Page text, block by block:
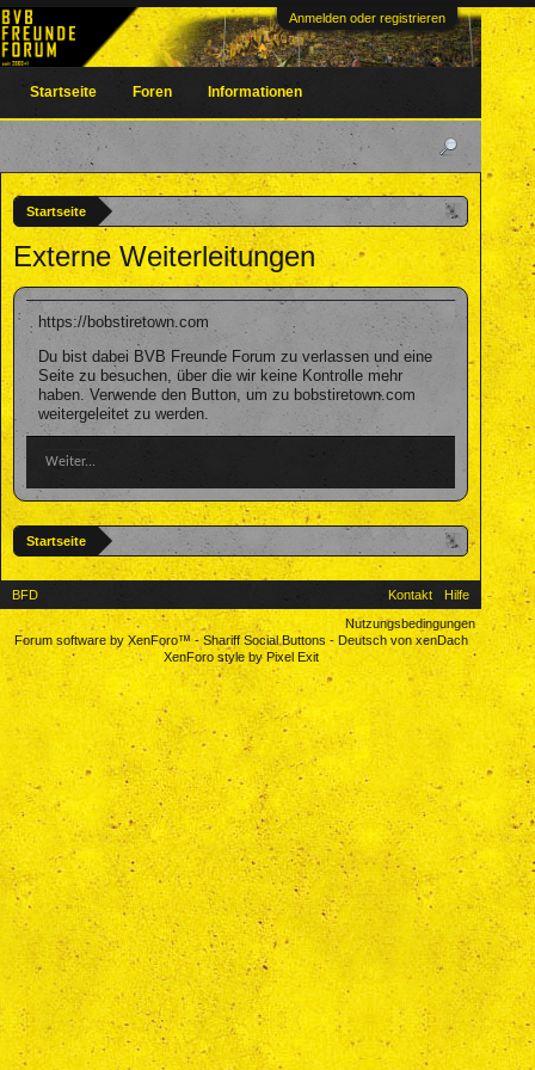
Anmelden oder registrieren
Startseite
Externe Weiterleitungen
https://bobstiretown.com
Du bist dabei BVB Freunde Forum zu verlassen und eine
Seite zu besuchen, über die wir keine Kontrolle mehr
haben. Verwende den Button, um zu bobstiretown.com
weitergeleitet zu werden.
Weiter...
Startseite
Startseite Foren Informationen
BFD Kontakt
Hilfe
Nutzungsbedingungen
Forum software by XenForo™-Shariff Social Buttons- Deutsch von xenDach
XenForo style by Pixel Exit